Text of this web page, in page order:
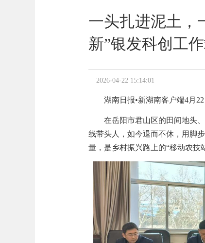
一头扎进泥土
新”银发科创工
2026-04-22 15:14:01
湖南日报•新湖南客户端4月
在岳阳市君山区的田间地头
线带头人，如今退而不休，用脚
量，是乡村振兴路上的“移动农技